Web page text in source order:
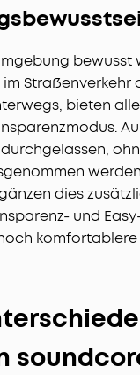
bewusst
Straßenverkehr
bieten
dies
und